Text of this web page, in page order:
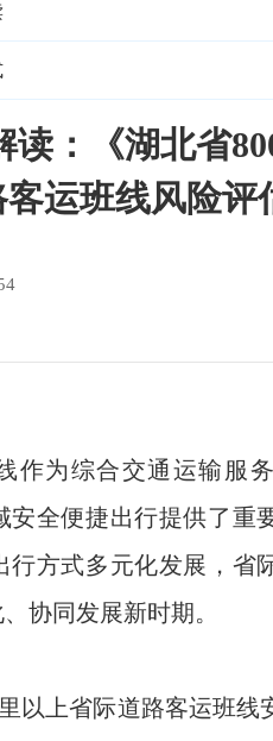
读：《湖北省
运班线风险评
作为综合交通运输服
安全便捷出行提供了重
行方式多元化发展，省
协同发展新时期。
以上省际道路客运班线